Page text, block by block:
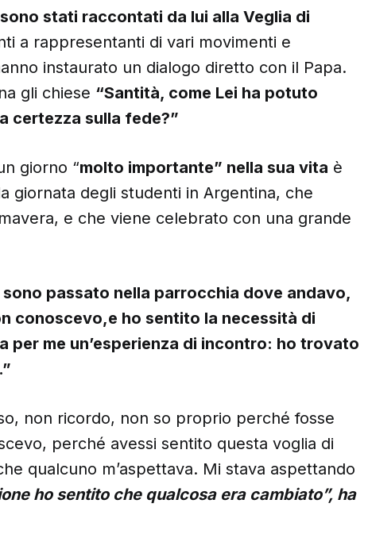
sono stati raccontati da lui alla Veglia di
a rappresentanti di vari movimenti e
instaurato un dialogo diretto con il Papa.
gli chiese “Santità, come Lei ha potuto
certezza sulla fede?”
giorno “molto importante” nella sua vita è
giornata degli studenti in Argentina, che
e che viene celebrato con una grande
passato nella parrocchia dove andavo,
conoscevo,e ho sentito la necessità di
per me un’esperienza di incontro: ho trovato
non ricordo, non so proprio perché fosse
perché avessi sentito questa voglia di
qualcuno m’aspettava. Mi stava aspettando
ho sentito che qualcosa era cambiato”, ha